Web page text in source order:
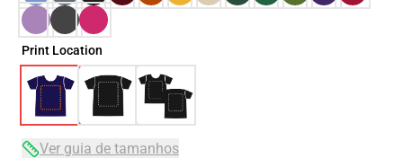
Print Location
Ver guia de tamanhos